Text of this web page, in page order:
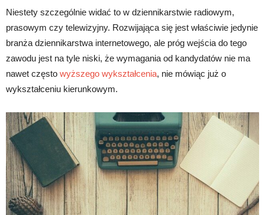
Niestety szczególnie widać to w dziennikarstwie radiowym,
prasowym czy telewizyjny. Rozwijająca się jest właściwie jedynie
branża dziennikarstwa internetowego, ale próg wejścia do tego
zawodu jest na tyle niski, że wymagania od kandydatów nie ma
nawet często wyższego wykształcenia, nie mówiąc już o
wykształceniu kierunkowym.